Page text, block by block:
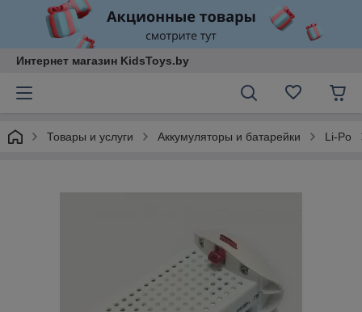
Интернет магазин KidsToys.by
Товары и услуги Аккумуляторы и батарейки Li-Po